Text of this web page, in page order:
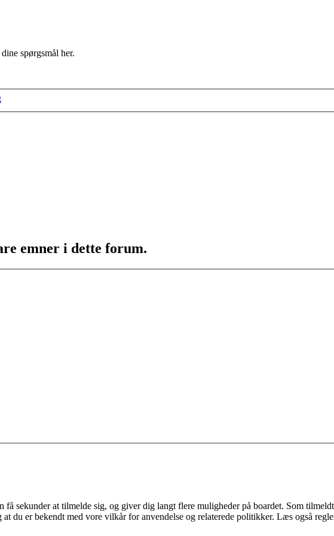
spørgsmål her.
emner i dette forum.
sekunder at tilmelde sig, og giver dig langt flere muligheder på boardet. Som
du er bekendt med vore vilkår for anvendelse og relaterede politikker. Læs også